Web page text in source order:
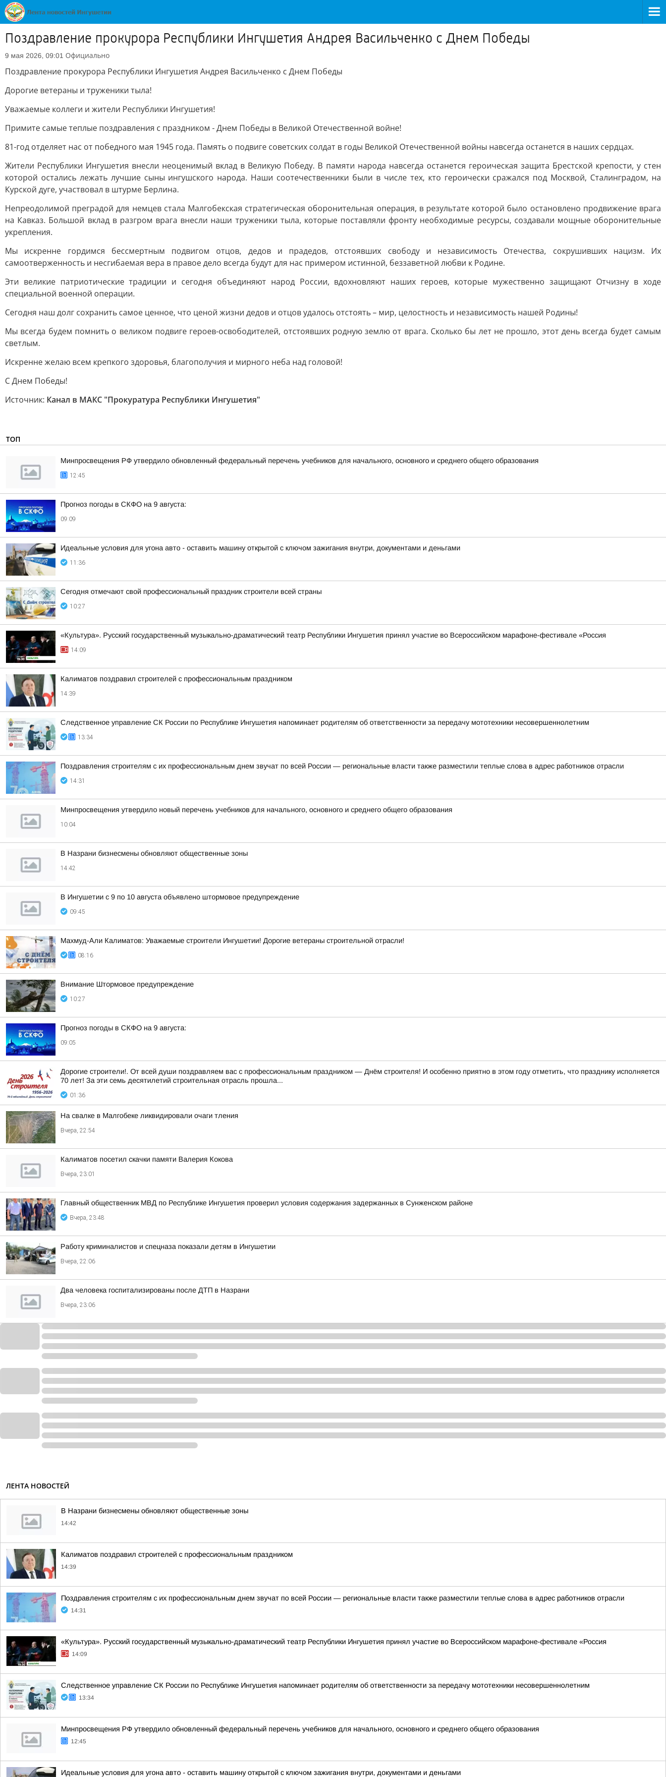
Поздравление прокурора Республики Ингушетия Андрея Васильченко с Днем Победы
9 мая 2026, 09:01 Официально
Поздравление прокурора Республики Ингушетия Андрея Васильченко с Днем Победы
Дорогие ветераны и труженики тыла!
Уважаемые коллеги и жители Республики Ингушетия!
Примите самые теплые поздравления с праздником - Днем Победы в Великой Отечественной войне!
81-год отделяет нас от победного мая 1945 года. Память о подвиге советских солдат в годы Великой Отечественной войны навсегда останется в наших сердцах.
Жители Республики Ингушетия внесли неоценимый вклад в Великую Победу. В памяти народа навсегда останется героическая защита Брестской крепости, у стен
которой остались лежать лучшие сыны ингушского народа. Наши соотечественники были в числе тех, кто героически сражался под Москвой, Сталинградом, на
Курской дуге, участвовал в штурме Берлина.
Непреодолимой преградой для немцев стала Малгобекская стратегическая оборонительная операция, в результате которой было остановлено продвижение врага
на Кавказ. Большой вклад в разгром врага внесли наши труженики тыла, которые поставляли фронту необходимые ресурсы, создавали мощные оборонительные
укрепления.
Мы искренне гордимся бессмертным подвигом отцов, дедов и прадедов, отстоявших свободу и независимость Отечества, сокрушивших нацизм. Их
самоотверженность и несгибаемая вера в правое дело всегда будут для нас примером истинной, беззаветной любви к Родине.
Эти великие патриотические традиции и сегодня объединяют народ России, вдохновляют наших героев, которые мужественно защищают Отчизну в ходе
специальной военной операции.
Сегодня наш долг сохранить самое ценное, что ценой жизни дедов и отцов удалось отстоять – мир, целостность и независимость нашей Родины!
Мы всегда будем помнить о великом подвиге героев-освободителей, отстоявших родную землю от врага. Сколько бы лет не прошло, этот день всегда будет самым
светлым.
Искренне желаю всем крепкого здоровья, благополучия и мирного неба над головой!
С Днем Победы!
Источник: Канал в МАКС "Прокуратура Республики Ингушетия"
ТОП
Минпросвещения РФ утвердило обновленный федеральный перечень учебников для начального, основного и среднего общего образования
12:45
Прогноз погоды в СКФО на 9 августа:
09:09
Идеальные условия для угона авто - оставить машину открытой с ключом зажигания внутри, документами и деньгами
11:36
Сегодня отмечают свой профессиональный праздник строители всей страны
10:27
«Культура». Русский государственный музыкально-драматический театр Республики Ингушетия принял участие во Всероссийском марафоне-фестивале «Россия
14:09
Калиматов поздравил строителей с профессиональным праздником
14:39
Следственное управление СК России по Республике Ингушетия напоминает родителям об ответственности за передачу мототехники несовершеннолетним
13:34
Поздравления строителям с их профессиональным днем звучат по всей России — региональные власти также разместили теплые слова в адрес работников отрасли
14:31
Минпросвещения утвердило новый перечень учебников для начального, основного и среднего общего образования
10:04
В Назрани бизнесмены обновляют общественные зоны
14:42
В Ингушетии с 9 по 10 августа объявлено штормовое предупреждение
09:45
Махмуд-Али Калиматов: Уважаемые строители Ингушетии! Дорогие ветераны строительной отрасли!
08:16
Внимание Штормовое предупреждение
10:27
Прогноз погоды в СКФО на 9 августа:
09:05
Дорогие строители!. От всей души поздравляем вас с профессиональным праздником — Днём строителя! И особенно приятно в этом году отметить, что празднику исполняется
70 лет! За эти семь десятилетий строительная отрасль прошла...
01:36
На свалке в Малгобеке ликвидировали очаги тления
Вчера, 22:54
Калиматов посетил скачки памяти Валерия Кокова
Вчера, 23:01
Главный общественник МВД по Республике Ингушетия проверил условия содержания задержанных в Сунженском районе
Вчера, 23:48
Работу криминалистов и спецназа показали детям в Ингушетии
Вчера, 22:06
Два человека госпитализированы после ДТП в Назрани
Вчера, 23:06
ЛЕНТА НОВОСТЕЙ
В Назрани бизнесмены обновляют общественные зоны
14:42
Калиматов поздравил строителей с профессиональным праздником
14:39
Поздравления строителям с их профессиональным днем звучат по всей России — региональные власти также разместили теплые слова в адрес работников отрасли
14:31
«Культура». Русский государственный музыкально-драматический театр Республики Ингушетия принял участие во Всероссийском марафоне-фестивале «Россия
14:09
Следственное управление СК России по Республике Ингушетия напоминает родителям об ответственности за передачу мототехники несовершеннолетним
13:34
Минпросвещения РФ утвердило обновленный федеральный перечень учебников для начального, основного и среднего общего образования
12:45
Идеальные условия для угона авто - оставить машину открытой с ключом зажигания внутри, документами и деньгами